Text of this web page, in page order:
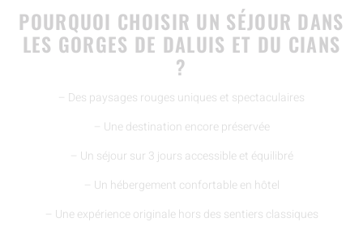
POURQUOI CHOISIR UN SÉJOUR DANS
LES GORGES DE DALUIS ET DU CIANS
?
– Des paysages rouges uniques et spectaculaires
– Une destination encore préservée
– Un séjour sur 3 jours accessible et équilibré
– Un hébergement confortable en hôtel
– Une expérience originale hors des sentiers classiques